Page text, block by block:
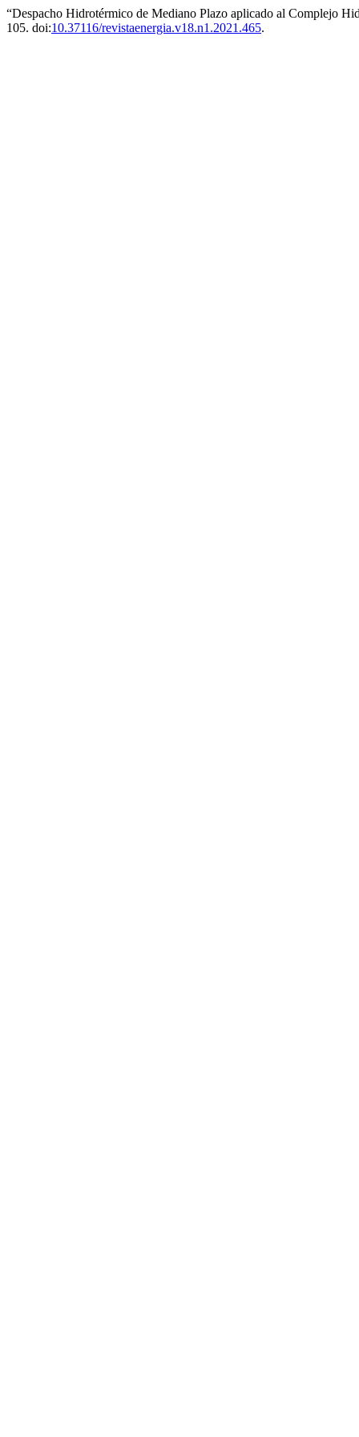
“Despacho Hidrotérmico de Mediano Plazo aplicado al Complejo
105. doi:10.37116/revistaenergia.v18.n1.2021.465.